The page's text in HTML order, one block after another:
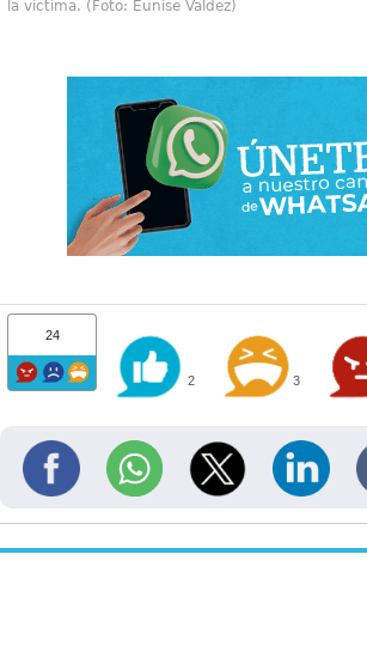
la víctima. (Foto: Eunise Valdez)
24
2 3